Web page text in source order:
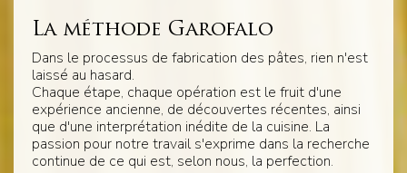
La méthode Garofalo
Dans le processus de fabrication des pâtes, rien n'est
laissé au hasard.
Chaque étape, chaque opération est le fruit d'une
expérience ancienne, de découvertes récentes, ainsi
que d'une interprétation inédite de la cuisine. La
passion pour notre travail s'exprime dans la recherche
continue de ce qui est, selon nous, la perfection.